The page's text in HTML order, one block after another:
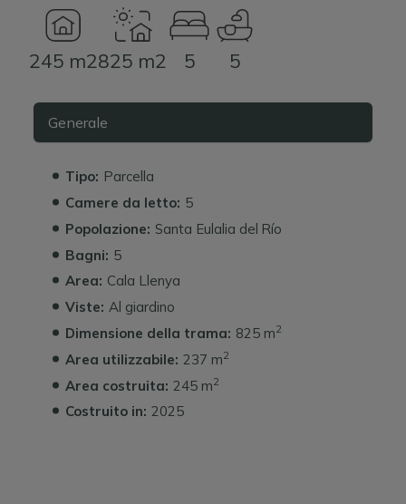
245 m2825 m2 5 5
Generale
Tipo: Parcella
Camere da letto: 5
Popolazione: Santa Eulalia del Río
Bagni: 5
Area: Cala Llenya
Viste: Al giardino
Dimensione della trama: 825 m2
Area utilizzabile: 237 m2
Area costruita: 245 m2
Costruito in: 2025